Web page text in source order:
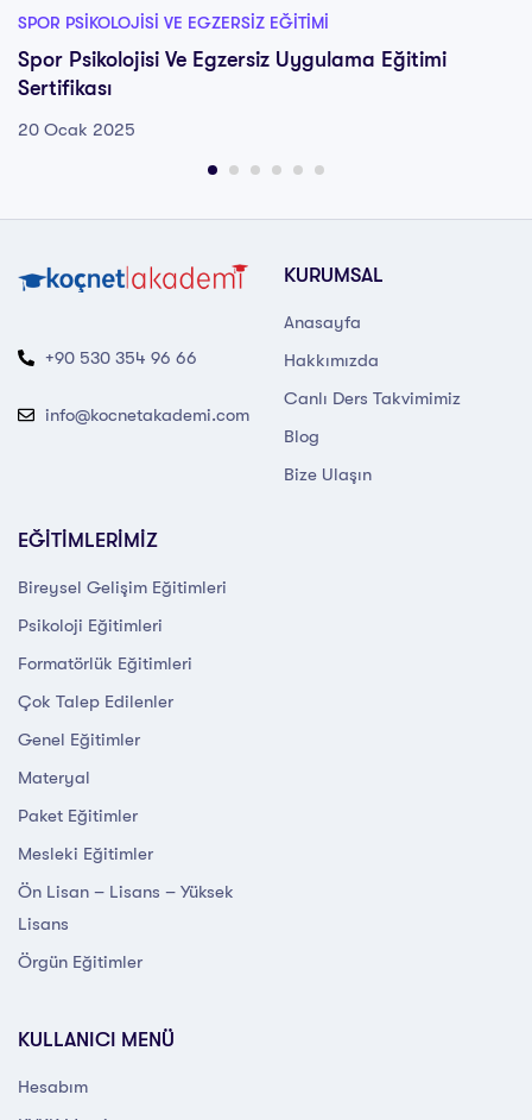
SPOR PSIKOLOJISI VE EGZERSIZ EĞITIMI
Spor Psikolojisi Ve Egzersiz Uygulama Eğitimi
Sertifikası
20 Ocak 2025
+90 530 354 96 66
info@kocnetakademi.com
KURUMSAL
Anasayfa
Hakkımızda
Canlı Ders Takvimimiz
Blog
Bize Ulaşın
EĞİTİMLERİMİZ
Bireysel Gelişim Eğitimleri
Psikoloji Eğitimleri
Formatörlük Eğitimleri
Çok Talep Edilenler
Genel Eğitimler
Materyal
Paket Eğitimler
Mesleki Eğitimler
Ön Lisan – Lisans – Yüksek
Lisans
Örgün Eğitimler
KULLANICI MENÜ
Hesabım